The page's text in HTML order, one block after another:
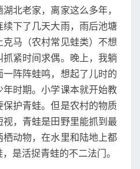
）
听
取
蛙
声
一
片
T
S
北老家，离家这么多年，
下了几天大雨，雨后池塘
马（农村常见蛙类）不想
紧时间求偶。晚上，我躺
阵阵蛙鸣，想起了儿时的
时期。小学课本就开始教
护青蛙。但是农村的物质
，青蛙是田野里能抓到最
动物，在水里和陆地上都
是活捉青蛙的不二法门。